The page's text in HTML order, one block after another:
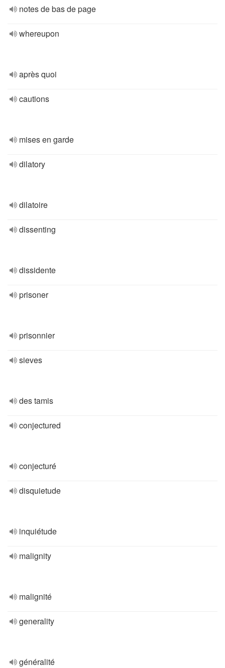
notes de bas de page
whereupon
après quoi
cautions
mises en garde
dilatory
dilatoire
dissenting
dissidente
prisoner
prisonnier
sieves
des tamis
conjectured
conjecturé
disquietude
inquiétude
malignity
malignité
generality
généralité